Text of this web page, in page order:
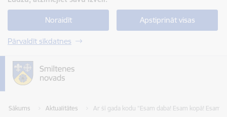
Noraidīt Apstiprināt visas
Pārvaldīt sīkdatnes
Sākums Aktualitātes Ar šī gada kodu “Esam daba! Esam kopā!